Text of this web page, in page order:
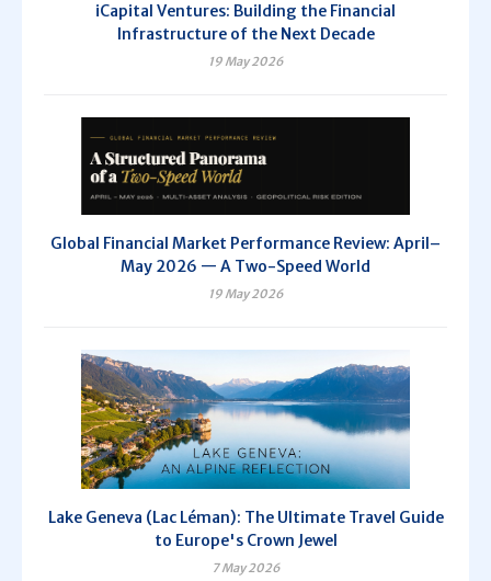
iCapital Ventures: Building the Financial
Infrastructure of the Next Decade
19 May 2026
Global Financial Market Performance Review: April–
May 2026 — A Two-Speed World
19 May 2026
Lake Geneva (Lac Léman): The Ultimate Travel Guide
to Europe's Crown Jewel
7 May 2026